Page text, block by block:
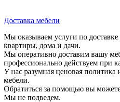
Доставка мебели
Мы оказываем услуги по
квартиры, дома и дачи.
Мы оперативно доставим вашу
профессионально действуем при
У нас разумная ценовая политика
мебели.
Обратиться за помощью вы
Мы не подведем.